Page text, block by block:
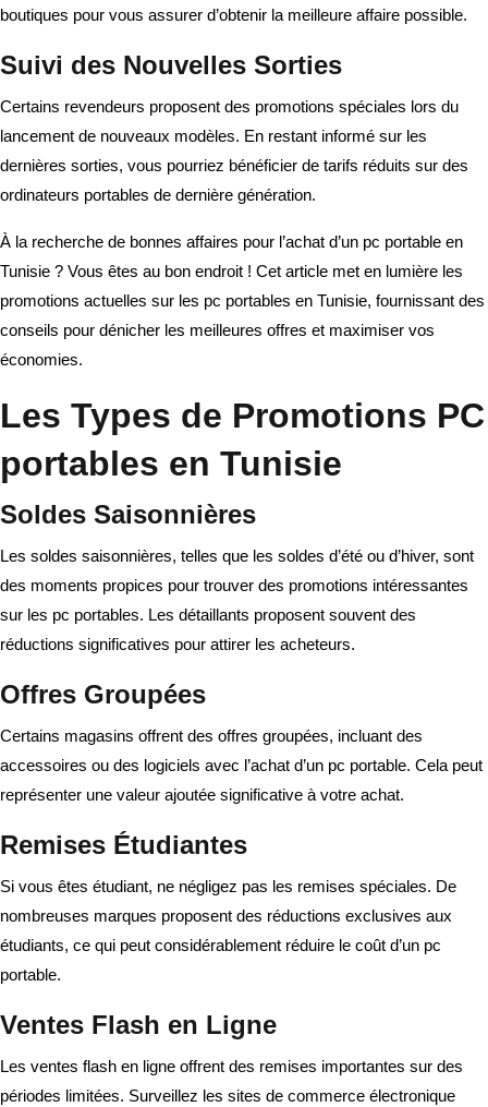
boutiques pour vous assurer d’obtenir la meilleure affaire possible.
Suivi des Nouvelles Sorties
Certains revendeurs proposent des promotions spéciales lors du
lancement de nouveaux modèles. En restant informé sur les
dernières sorties, vous pourriez bénéficier de tarifs réduits sur des
ordinateurs portables de dernière génération.
À la recherche de bonnes affaires pour l’achat d’un pc portable en
Tunisie ? Vous êtes au bon endroit ! Cet article met en lumière les
promotions actuelles sur les pc portables en Tunisie, fournissant des
conseils pour dénicher les meilleures offres et maximiser vos
économies.
Les Types de Promotions PC
portables en Tunisie
Soldes Saisonnières
Les soldes saisonnières, telles que les soldes d’été ou d’hiver, sont
des moments propices pour trouver des promotions intéressantes
sur les pc portables. Les détaillants proposent souvent des
réductions significatives pour attirer les acheteurs.
Offres Groupées
Certains magasins offrent des offres groupées, incluant des
accessoires ou des logiciels avec l’achat d’un pc portable. Cela peut
représenter une valeur ajoutée significative à votre achat.
Remises Étudiantes
Si vous êtes étudiant, ne négligez pas les remises spéciales. De
nombreuses marques proposent des réductions exclusives aux
étudiants, ce qui peut considérablement réduire le coût d’un pc
portable.
Ventes Flash en Ligne
Les ventes flash en ligne offrent des remises importantes sur des
périodes limitées. Surveillez les sites de commerce électronique